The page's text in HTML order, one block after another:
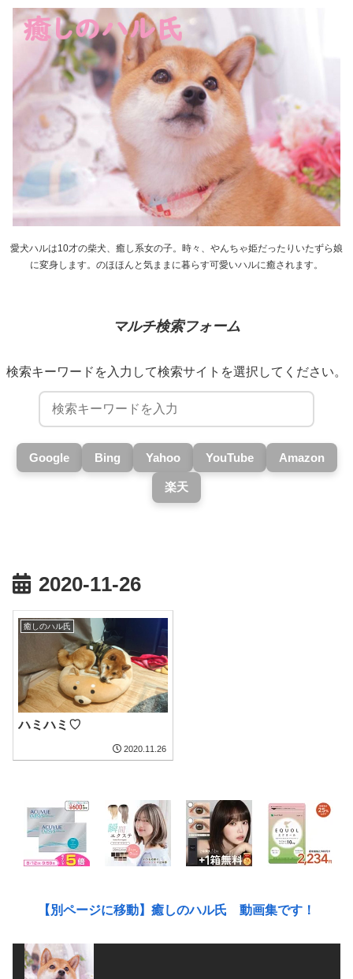
愛犬ハルは10才の柴犬、癒し系女の子。時々、やんちゃ姫だったりいたずら娘
に変身します。のほほんと気ままに暮らす可愛いハルに癒されます。
マルチ検索フォーム
検索キーワードを入力して検索サイトを選択してください。
Google Bing Yahoo YouTube Amazon
楽天
2020-11-26
癒しのハル氏
ハミハミ♡
2020.11.26
【別ページに移動】癒しのハル氏 動画集です！